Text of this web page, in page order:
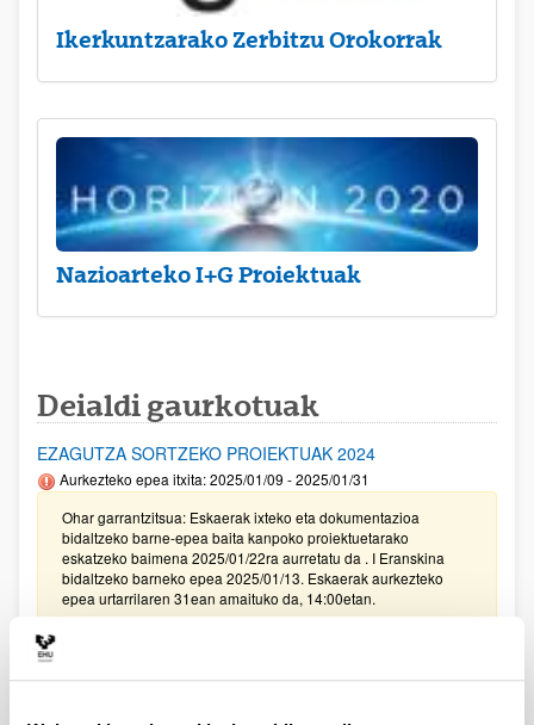
Ikerkuntzarako Zerbitzu Orokorrak
Nazioarteko I+G Proiektuak
Deialdi gaurkotuak
EZAGUTZA SORTZEKO PROIEKTUAK 2024
Aurkezteko epea itxita: 2025/01/09 - 2025/01/31
Ohar garrantzitsua: Eskaerak ixteko eta dokumentazioa
bidaltzeko barne-epea baita kanpoko proiektuetarako
eskatzeko baimena 2025/01/22ra aurretatu da . I Eranskina
bidaltzeko barneko epea 2025/01/13. Eskaerak aurkezteko
epea urtarrilaren 31ean amaituko da, 14:00etan.
UPV/EHUren IKERKETA PROIEKTUETARAKO LAGUNTZEN
DEIALDIA (2024)